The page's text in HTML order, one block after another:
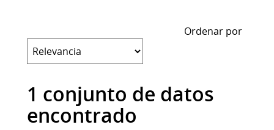
Ordenar por
1 conjunto de datos
encontrado